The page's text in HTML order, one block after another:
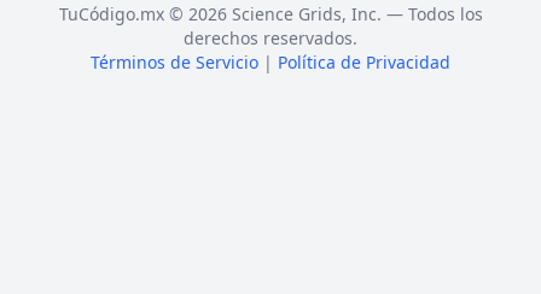
TuCódigo.mx © 2026 Science Grids, Inc. — Todos los
derechos reservados.
Términos de Servicio | Política de Privacidad